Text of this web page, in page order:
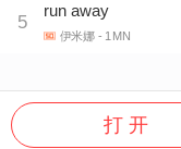
5
run away
伊米娜 - 1MN
打 开